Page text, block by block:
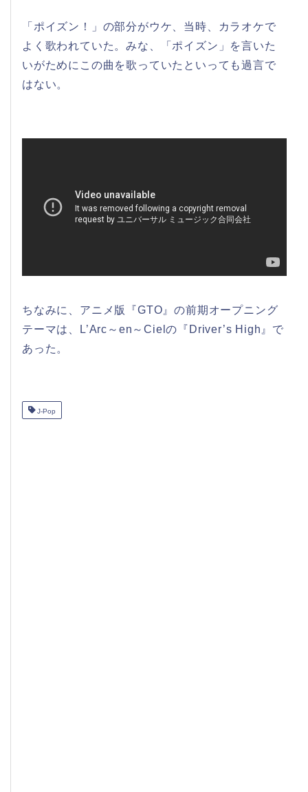
「ポイズン！」の部分がウケ、当時、カラオケで
よく歌われていた。みな、「ポイズン」を言いた
いがためにこの曲を歌っていたといっても過言で
はない。
ちなみに、アニメ版『GTO』の前期オープニング
テーマは、L’Arc～en～Cielの『Driver’s High』で
あった。
J-Pop